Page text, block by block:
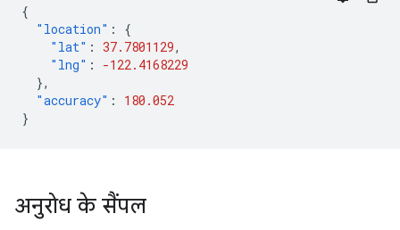
{
"location" :
{
"lat" : 37.7801129,
"lng" :
-122.4168229
},
"accuracy" :
180.052
}
अनुरोध के सैंपल